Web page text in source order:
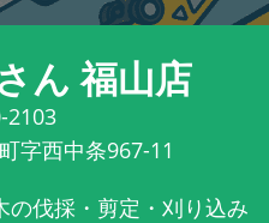
ん 福山店
2103
字西中条967-11
伐採・剪定・刈り込み